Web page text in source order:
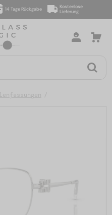
14 Tage Rückgabe
Kostenlose
Lieferung